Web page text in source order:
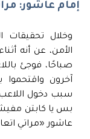
إمام عاشور:
وخلال تحقيقات
الأمن، عن أنه
صباحًا، فوجئ
آخرون
سبب دخول اللاعب
بس يا كابتن
عاشور «مراتي